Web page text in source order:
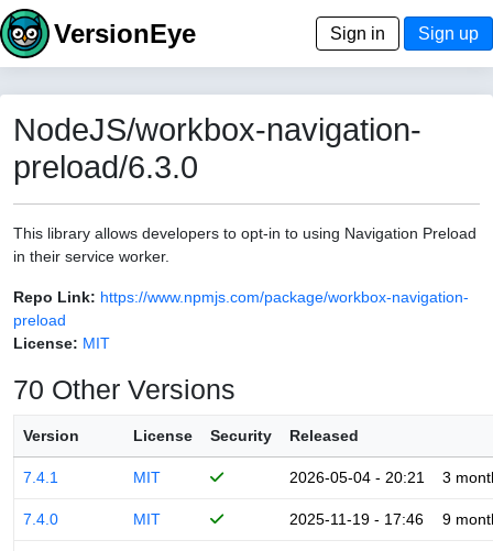
VersionEye Sign in Sign up
NodeJS/workbox-navigation-
preload/6.3.0
This library allows developers to opt-in to using Navigation Preload
in their service worker.
Repo Link: https://www.npmjs.com/package/workbox-navigation-
preload
License: MIT
70 Other Versions
Version License Security Released
7.4.1 MIT 2026-05-04 - 20:21 3
7.4.0 MIT 2025-11-19 - 17:46 9